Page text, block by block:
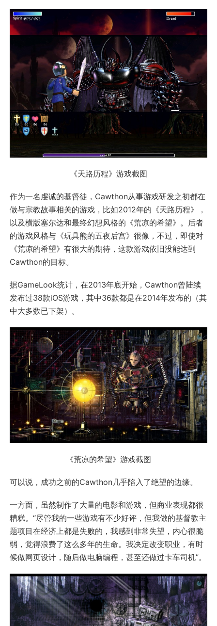
《天路历程》游戏截图
作为一名虔诚的基督徒，Cawthon从事游戏研发之初都在
做与宗教故事相关的游戏，比如2012年的《天路历程》，
以及横版塞尔达和最终幻想风格的《荒凉的希望》。后者
的游戏风格与《玩具熊的五夜后宫》很像，不过，即使对
《荒凉的希望》有很大的期待，这款游戏依旧没能达到
Cawthon的目标。
据GameLook统计，在2013年底开始，Cawthon曾陆续
发布过38款iOS游戏，其中36款都是在2014年发布的（其
中大多数已下架）。
《荒凉的希望》游戏截图
可以说，成功之前的Cawthon几乎陷入了绝望的边缘。
一方面，虽然制作了大量的电影和游戏，但商业表现都很
糟糕。“尽管我的一些游戏有不少好评，但我做的基督教主
题项目在经济上都是失败的，我感到非常失望，内心很脆
弱，觉得浪费了这么多年的生命。我决定改变职业，有时
候做网页设计，随后做电脑编程，甚至还做过卡车司机”。